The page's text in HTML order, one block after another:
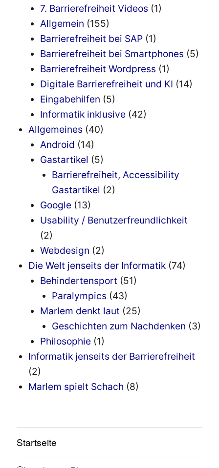
7. Barrierefreiheit Videos (1)
Allgemein (155)
Barrierefreiheit bei SAP (1)
Barrierefreiheit bei Smartphones (5)
Barrierefreiheit Wordpress (1)
Digitale Barrierefreiheit und KI (14)
Eingabehilfen (5)
Informatik inklusive (42)
Allgemeines (40)
Android (14)
Gastartikel (5)
Barrierefreiheit, Accessibility
Gastartikel (2)
Google (13)
Usability / Benutzerfreundlichkeit
(2)
Webdesign (2)
Die Welt jenseits der Informatik (74)
Behindertensport (51)
Paralympics (43)
Marlem denkt laut (25)
Geschichten zum Nachdenken (3)
Philosophie (1)
Informatik jenseits der Barrierefreiheit
(2)
Marlem spielt Schach (8)
Startseite